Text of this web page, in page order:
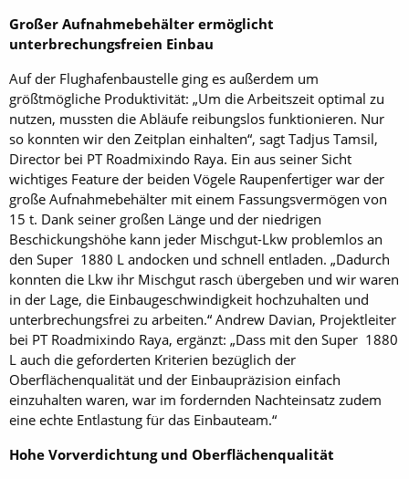
Großer Aufnahmebehälter ermöglicht
unterbrechungsfreien Einbau
Auf der Flughafenbaustelle ging es außerdem um
größtmögliche Produktivität: „Um die Arbeitszeit optimal zu
nutzen, mussten die Abläufe reibungslos funktionieren. Nur
so konnten wir den Zeitplan einhalten“, sagt Tadjus Tamsil,
Director bei PT Roadmixindo Raya. Ein aus seiner Sicht
wichtiges Feature der beiden Vögele Raupenfertiger war der
große Aufnahmebehälter mit einem Fassungsvermögen von
15 t. Dank seiner großen Länge und der niedrigen
Beschickungshöhe kann jeder Mischgut-Lkw problemlos an
den Super 1880 L andocken und schnell entladen. „Dadurch
konnten die Lkw ihr Mischgut rasch übergeben und wir waren
in der Lage, die Einbaugeschwindigkeit hochzuhalten und
unterbrechungsfrei zu arbeiten.“ Andrew Davian, Projektleiter
bei PT Roadmixindo Raya, ergänzt: „Dass mit den Super 1880
L auch die geforderten Kriterien bezüglich der
Oberflächenqualität und der Einbaupräzision einfach
einzuhalten waren, war im fordernden Nachteinsatz zudem
eine echte Entlastung für das Einbauteam.“
Hohe Vorverdichtung und Oberflächenqualität